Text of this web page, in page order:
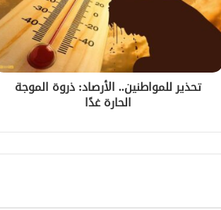
تحذير للمواطنين.. الأرصاد: ذروة الموجة
الحارة غدًا